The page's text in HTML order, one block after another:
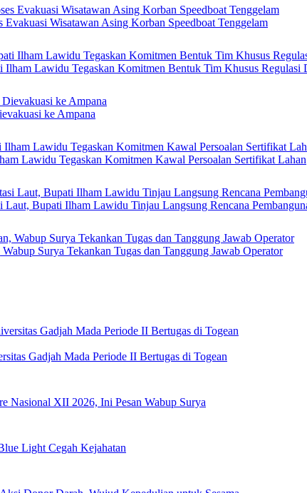
Wisatawan Asing Korban Speedboat Tenggelam
Lawidu Tegaskan Komitmen Bentuk Tim Khusus Regulasi
ke Ampana
Lawidu Tegaskan Komitmen Kawal Persoalan Sertifikat Lahan
Bupati Ilham Lawidu Tinjau Langsung Rencana
Surya Tekankan Tugas dan Tanggung Jawab Operator
Gadjah Mada Periode II Bertugas di Togean
Nasional XII 2026, Ini Pesan Wabup Surya
Light Cegah Kejahatan